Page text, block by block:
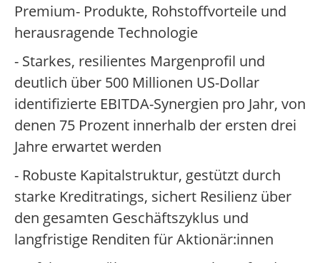
Premium- Produkte, Rohstoffvorteile und
herausragende Technologie
- Starkes, resilientes Margenprofil und
deutlich über 500 Millionen US-Dollar
identifizierte EBITDA-Synergien pro Jahr, von
denen 75 Prozent innerhalb der ersten drei
Jahre erwartet werden
- Robuste Kapitalstruktur, gestützt durch
starke Kreditratings, sichert Resilienz über
den gesamten Geschäftszyklus und
langfristige Renditen für Aktionär:innen